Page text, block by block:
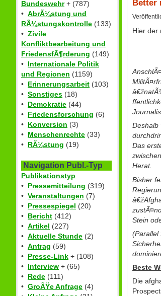
Bundeswehr+ (787)
• AbrÃ¼stung und
RÃ¼stungskontrolle (133)
• Zivile
Konfliktbearbeitung und
FriedensfÃ¶rderung (149)
• Internationale Politik
und Regionen (1159)
• Erinnerungsarbeit (103)
• Sonstiges (18)
• Demokratie (44)
• Friedensforschung (6)
• Konversion (3)
• Menschenrechte (33)
• RÃ¼stung (19)
Navigation Publ.-Typ
Publikationstyp
• Pressemitteilung (319)
• Veranstaltungen (7)
• Pressespiegel (20)
• Bericht (412)
• Artikel (227)
• Aktuelle Stunde (2)
• Antrag (59)
• Presse-Link + (108)
• Interview + (65)
• Rede (111)
• GroÃŸe Anfrage (4)
Better
Hier der
Deshalb
Das
Herat.
Bisher
Stein
(Parallel
Beste
Die